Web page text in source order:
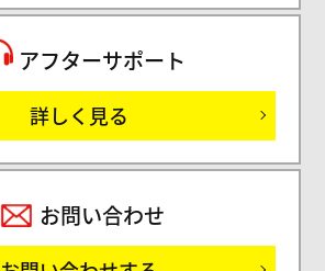
サ
アフターサポート
詳しく見る
お問い合わせ